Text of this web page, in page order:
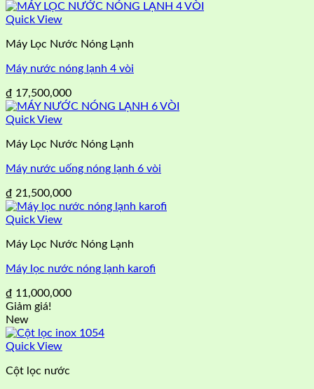
Quick View
Máy Lọc Nước Nóng Lạnh
Máy nước nóng lạnh 4 vòi
₫ 17,500,000
Quick View
Máy Lọc Nước Nóng Lạnh
Máy nước uống nóng lạnh 6 vòi
₫ 21,500,000
Quick View
Máy Lọc Nước Nóng Lạnh
Máy lọc nước nóng lạnh karofi
₫ 11,000,000
Giảm giá!
New
Quick View
Cột lọc nước